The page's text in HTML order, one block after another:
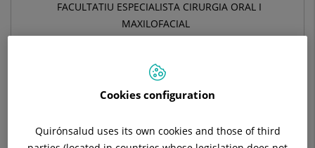
FACULTATIU ESPECIALISTA CIRURGIA ORAL I
MAXILOFACIAL
Demanar hora
Demana cita amb aquest professional en altres
Cookies configuration
Quirónsalud uses its own cookies and those of third